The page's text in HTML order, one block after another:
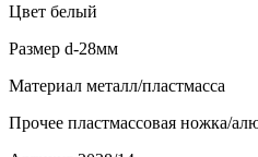
Цвет белый
Размер d-28мм
Материал металл/пластмасса
Прочее пластмассовая ножка/